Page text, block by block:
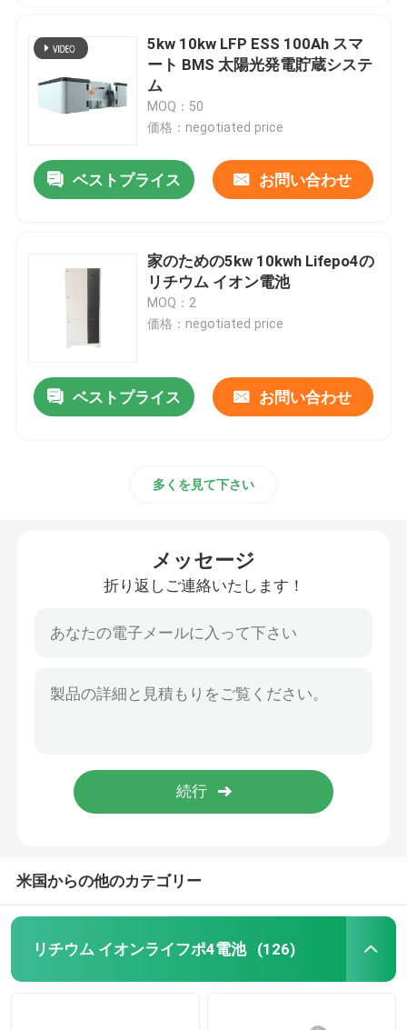
5kw 10kw LFP ESS 100Ah スマ
ート BMS 太陽光発電貯蔵システ
ム
MOQ：50
価格：negotiated price
ベストプライス お問い合わせ
家のための5kw 10kwh Lifepo4の
リチウム イオン電池
MOQ：2
価格：negotiated price
ベストプライス お問い合わせ
多くを見て下さい
メッセージ
折り返しご連絡いたします！
米国からの他のカテゴリー
リチウム イオンライフポ4電池 (126)